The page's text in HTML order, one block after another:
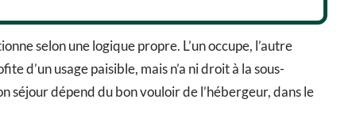
selon une logique propre. L’un occupe, l’autre
d’un usage paisible, mais n’a ni droit à la sous-
séjour dépend du bon vouloir de l’hébergeur, dans le